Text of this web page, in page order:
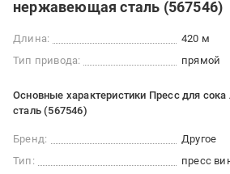
нержавеющая сталь (567546)
Длина:
420 м
Тип привода:
прямой
Основные характеристики Пресс для
сталь (567546)
Бренд:
Другое
Тип:
пресс